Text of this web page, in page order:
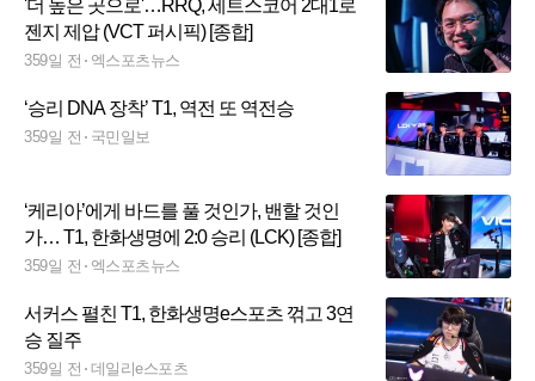
'더 높은 곳으로'…RRQ, 세트스코어 2대1로
젠지 제압 (VCT 퍼시픽) [종합]
359일 전 엑스포츠뉴스
‘승리 DNA 장착’ T1, 역전 또 역전승
359일 전 국민일보
‘케리아’에게 바드를 풀 것인가, 밴할 것인
가… T1, 한화생명에 2:0 승리 (LCK) [종합]
359일 전 엑스포츠뉴스
서커스 펼친 T1, 한화생명e스포츠 꺾고 3연
승 질주
359일 전 데일리e스포츠